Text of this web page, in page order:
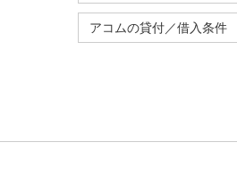
アコムの貸付／借入条件